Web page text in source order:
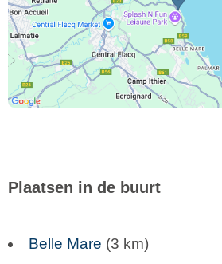
Plaatsen in de buurt
Belle Mare (3 km)